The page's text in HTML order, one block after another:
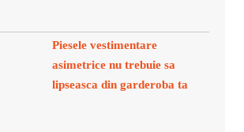
Piesele vestimentare
asimetrice nu trebuie sa
lipseasca din garderoba ta